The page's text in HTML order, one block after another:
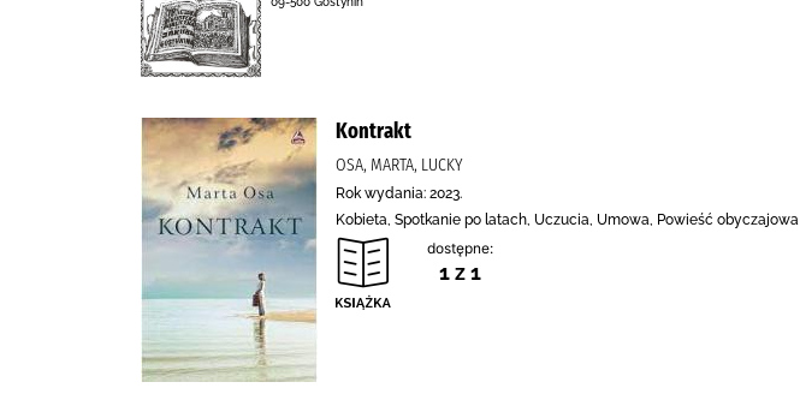
Kontrakt
OSA, MARTA, LUCKY
Rok wydania: 2023.
Kobieta, Spotkanie po latach, Uczucia, Umowa, Powieść obyczajowa
dostępne:
1 z 1